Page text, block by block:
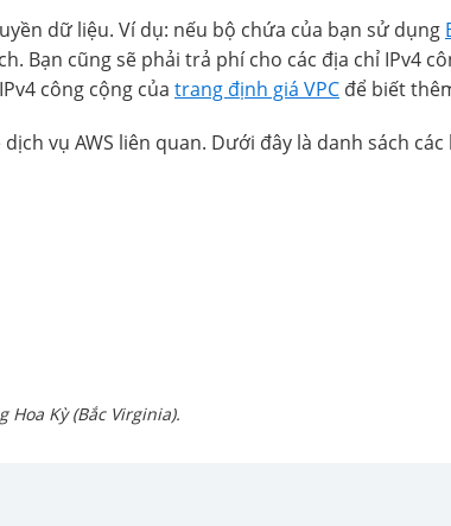
dữ liệu. Ví dụ: nếu bộ chứa của bạn sử dụng
Bạn cũng sẽ phải trả phí cho các địa chỉ IPv4
công cộng của trang định giá VPC để biết
vụ AWS liên quan. Dưới đây là danh sách các
Kỳ (Bắc Virginia).